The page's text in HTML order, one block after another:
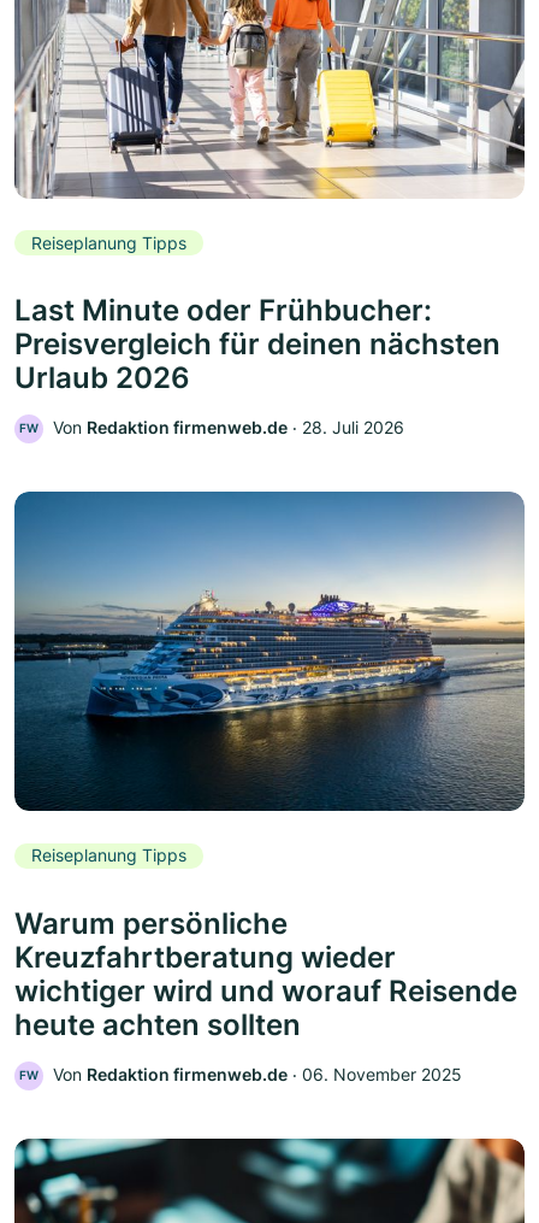
Reiseplanung Tipps
Last Minute oder Frühbucher:
Preisvergleich für deinen nächsten
Urlaub 2026
FW Von Redaktion firmenweb.de ‧ 28. Juli 2026
Reiseplanung Tipps
Warum persönliche
Kreuzfahrtberatung wieder
wichtiger wird und worauf Reisende
heute achten sollten
FW Von Redaktion firmenweb.de ‧ 06. November 2025